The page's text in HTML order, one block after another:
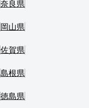
奈良県
岡山県
佐賀県
島根県
徳島県